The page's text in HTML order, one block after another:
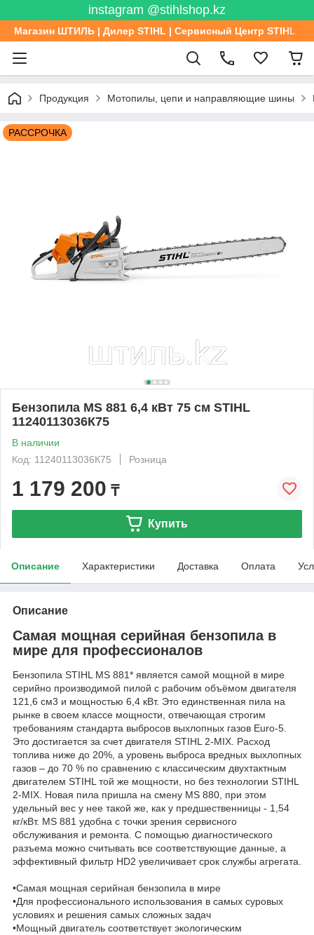
instagram @stihlshop.kz
Магазин ШТИЛЬ | Дилер STIHL | Сервисный Центр STIHL
Продукция Мотопилы, цепи и направляющие шины
РАССРОЧКА
Бензопила MS 881 6,4 кВт 75 см STIHL
11240113036К75
В наличии
Код: 11240113036К75
Розница
1 179 200 ₸
Купить
Описание Характеристики Доставка Оплата
Описание
Самая мощная серийная бензопила в
мире для профессионалов
Бензопила STIHL MS 881* является самой мощной в мире
серийно производимой пилой с рабочим объёмом двигателя
121,6 см3 и мощностью 6,4 кВт. Это единственная пила на
рынке в своем классе мощности, отвечающая строгим
требованиям стандарта выбросов выхлопных газов Euro-5.
Это достигается за счет двигателя STIHL 2-MIX. Расход
топлива ниже до 20%, а уровень выброса вредных выхлопных
газов – до 70 % по сравнению с классическим двухтактным
двигателем STIHL той же мощности, но без технологии STIHL
2-MIX. Новая пила пришла на смену MS 880, при этом
удельный вес у нее такой же, как у предшественницы - 1,54
кг/кВт. MS 881 удобна с точки зрения сервисного
обслуживания и ремонта. С помощью диагностического
разъема можно считывать все соответствующие данные, а
эффективный фильтр HD2 увеличивает срок службы агрегата.
•Самая мощная серийная бензопила в мире
•Для профессионального использования в самых суровых
условиях и решения самых сложных задач
•Мощный двигатель соответствует экологическим